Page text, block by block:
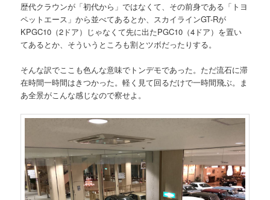
歴代クラウンが「初代から」ではなくて、その前身である「トヨ
ペットエース」から並べてあるとか、スカイラインGT-Rが
KPGC10（2ドア）じゃなくて先に出たPGC10（4ドア）を置い
てあるとか、そういうところも割とツボだったりする。
そんな訳でここも色んな意味でトンデモであった。ただ流石に滞
在時間一時間はきつかった。軽く見て回るだけで一時間飛ぶ。ま
あ全景がこんな感じなので察せよ。